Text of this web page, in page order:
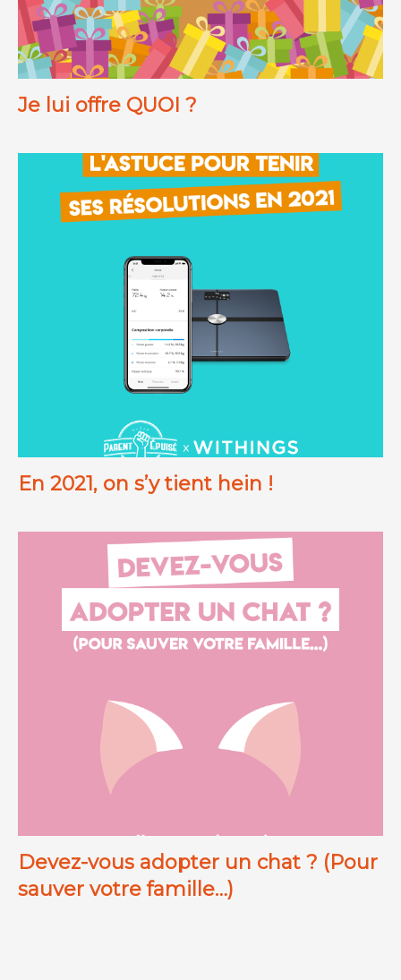
Je lui offre QUOI ?
En 2021, on s’y tient hein !
Devez-vous adopter un chat ? (Pour
sauver votre famille…)